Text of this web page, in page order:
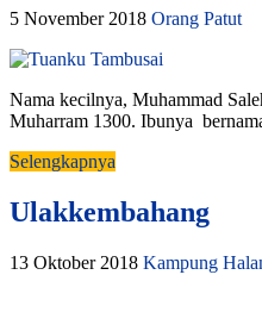
5 November 2018 Orang Patut
Nama kecilnya, Muhammad
Muharram 1300. Ibunya
Selengkapnya
Ulakkembahang
13 Oktober 2018 Kampung